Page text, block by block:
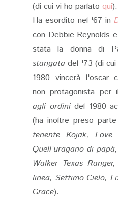
(di cui vi ho parlato qui).
Ha esordito nel '67 in
con Debbie Reynolds
stata la donna di
stangatadel '73 (di
1980 vincerà l'oscar
non protagonista per
agli ordinidel 1980
(ha inoltre preso
tenente Kojak, Love
Quell’uragano di
Walker Texas
linea, Settimo Cielo,
Grace).